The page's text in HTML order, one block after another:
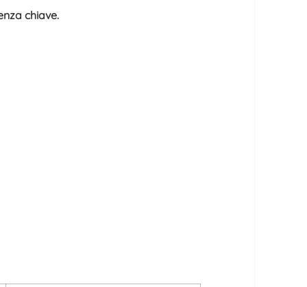
chiave.